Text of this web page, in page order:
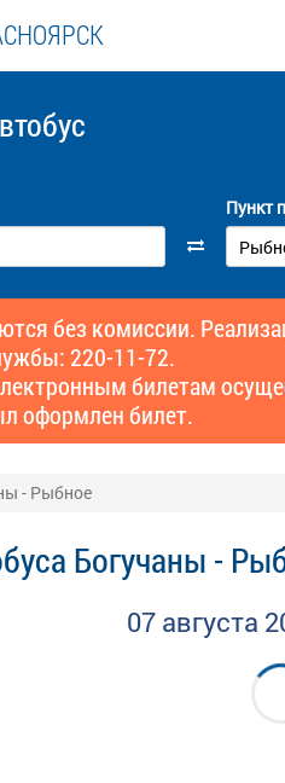
Пункт
без комиссии.
220-11-72.
билетам
оформлен билет.
- Рыбное
Богучаны -
07 августа